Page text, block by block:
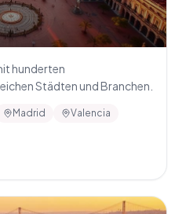
hunderten
Städten und Branchen.
Madrid
Valencia